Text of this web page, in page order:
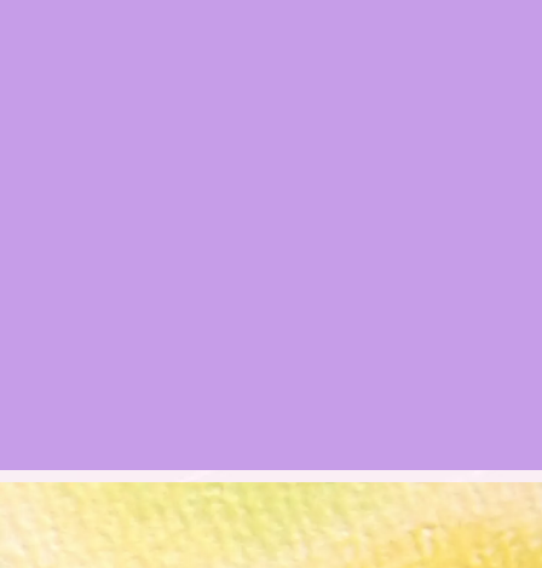
公式ウェブサイト『Botanical Study』